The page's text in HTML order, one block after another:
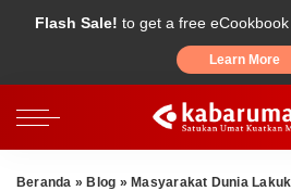
Flash Sale! to get a free
Learn More
Beranda » Blog » Masyarakat Dunia Lakukan